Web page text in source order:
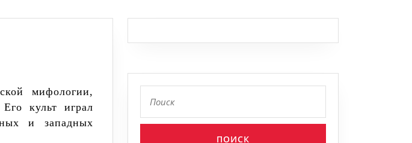
в
культ играл
и западных